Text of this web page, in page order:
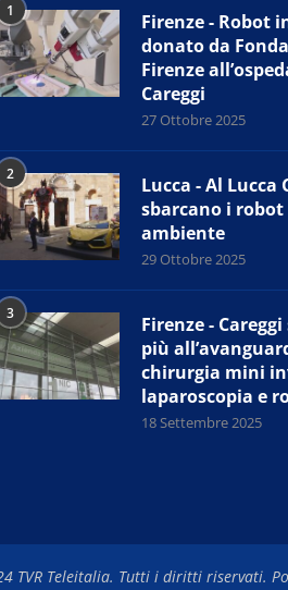
1
Firenze - Robot
donato da
Firenze
Careggi
27 Ottobre 2025
2
Lucca - Al Lucca
sbarcano i robot
ambiente
29 Ottobre 2025
3
Firenze -
più
chirurgia mini
laparoscopia e
18 Settembre 2025
TVR Teleitalia. Tutti i diritti riservati.